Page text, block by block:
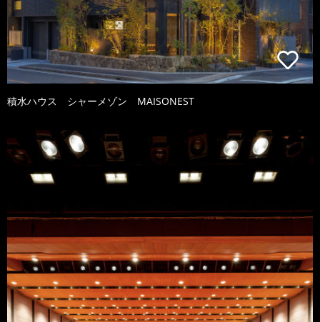
積水ハウス シャーメゾン MAISONEST